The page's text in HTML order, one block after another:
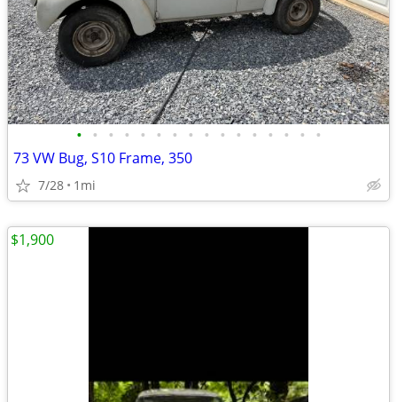
• • • • • • • • • • • • • • • •
73 VW Bug, S10 Frame, 350
7/28 1mi
$1,900